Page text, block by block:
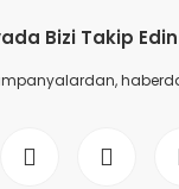
Bizi Takip Edin